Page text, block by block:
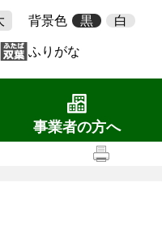
背景色 黒 白
ふりがな
事業者の方へ